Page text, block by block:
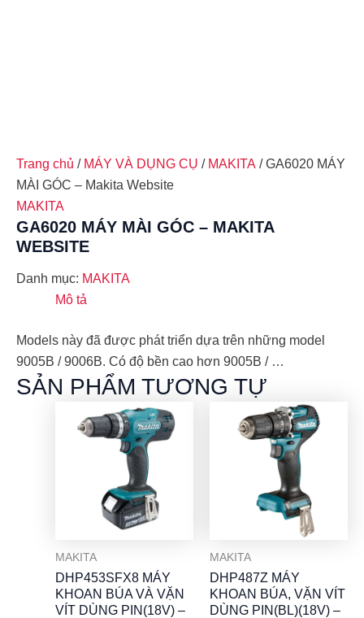
Trang chủ / MÁY VÀ DỤNG CỤ / MAKITA / GA6020 MÁY
MÀI GÓC – Makita Website
MAKITA
GA6020 MÁY MÀI GÓC – MAKITA
WEBSITE
Danh mục: MAKITA
Mô tả
Models này đã được phát triển dựa trên những model
9005B / 9006B. Có độ bền cao hơn 9005B / …
SẢN PHẨM TƯƠNG TỰ
MAKITA
DHP453SFX8 MÁY
KHOAN BÚA VÀ VẶN
VÍT DÙNG PIN(18V) –
MAKITA
DHP487Z MÁY
KHOAN BÚA, VẶN VÍT
DÙNG PIN(BL)(18V) –